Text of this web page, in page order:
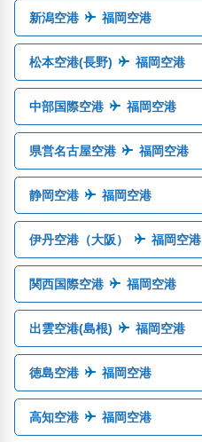
新潟空港 福岡空港
松本空港(長野) 福岡空港
中部国際空港 福岡空港
県営名古屋空港 福岡空港
静岡空港 福岡空港
伊丹空港（大阪） 福岡空港
関西国際空港 福岡空港
出雲空港(島根) 福岡空港
徳島空港 福岡空港
高知空港 福岡空港